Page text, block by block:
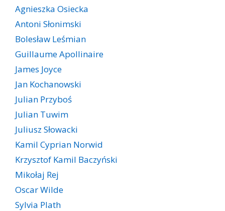
Agnieszka Osiecka
Antoni Słonimski
Bolesław Leśmian
Guillaume Apollinaire
James Joyce
Jan Kochanowski
Julian Przyboś
Julian Tuwim
Juliusz Słowacki
Kamil Cyprian Norwid
Krzysztof Kamil Baczyński
Mikołaj Rej
Oscar Wilde
Sylvia Plath